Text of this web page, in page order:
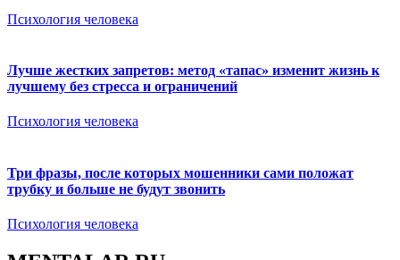
Психология человека
Лучше жестких запретов: метод «тапас» изменит жизнь к
лучшему без стресса и ограничений
Психология человека
Три фразы, после которых мошенники сами положат
трубку и больше не будут звонить
Психология человека